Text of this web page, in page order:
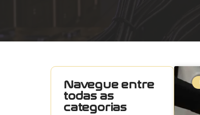
Navegue entre
todas as
categorias